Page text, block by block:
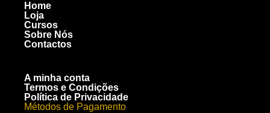
Home
Loja
Cursos
Sobre Nós
Contactos
A minha conta
Termos e Condições
Política de Privacidade
Métodos de Pagamento